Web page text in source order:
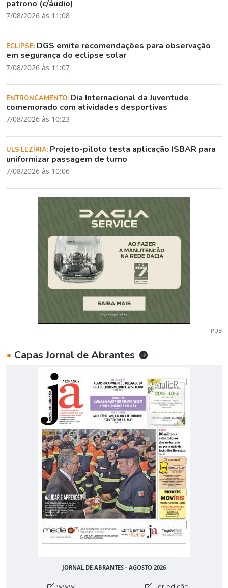
patrono (c/áudio)
7/08/2026 às 11:08
ECLIPSE: DGS emite recomendações para observação
em segurança do eclipse solar
7/08/2026 às 11:07
ENTRONCAMENTO: Dia Internacional da Juventude
comemorado com atividades desportivas
7/08/2026 às 10:23
ULS LEZÍRIA: Projeto-piloto testa aplicação ISBAR para
uniformizar passagem de turno
7/08/2026 às 10:06
PUB
• Capas Jornal de Abrantes
JORNAL DE ABRANTES - AGOSTO 2026